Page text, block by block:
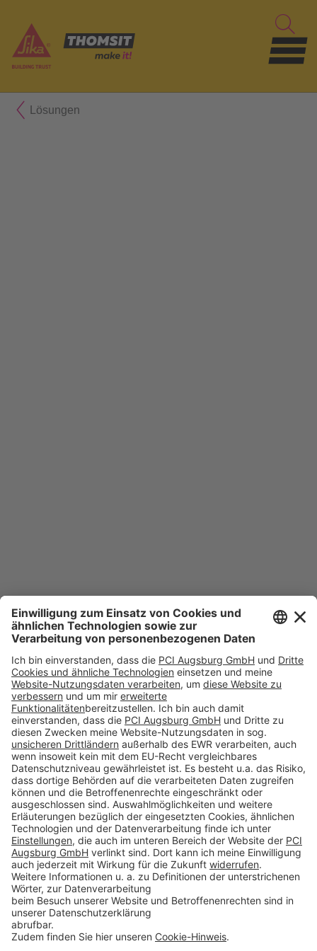
Lösungen
Folge uns auf:
Produkte CH
Toolbox
Über THOMSIT
Kontakt